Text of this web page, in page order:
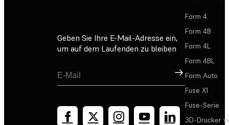
Geben Sie Ihre E-Mail-Adresse ein,
um auf dem Laufenden zu bleiben
Registrieren
Form 4
Form 4B
Form 4L
Form 4BL
Form Auto
Fuse X1
Fuse-Serie
3D-Drucker